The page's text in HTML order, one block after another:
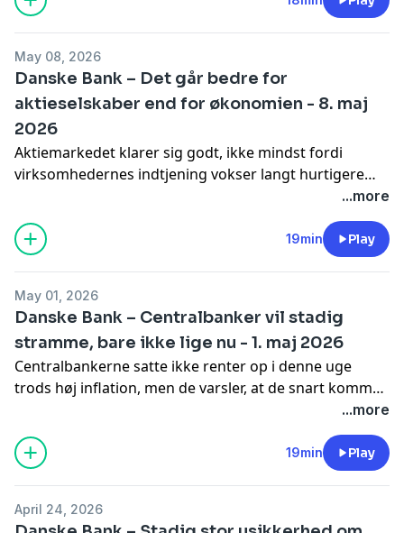
May 08, 2026
Danske Bank – Det går bedre for
aktieselskaber end for økonomien - 8. maj
2026
Aktiemarkedet klarer sig godt, ikke mindst fordi
virksomhedernes indtjening vokser langt hurtigere
end økonomien for tiden, især i USA. AI-investeringer
er en stor del af forklaringen, og det betyder meget
også sammenlignet med de noget blandede
meldinger fra Irankrigen.
...more
19min Play
May 01, 2026
Danske Bank – Centralbanker vil stadig
stramme, bare ikke lige nu - 1. maj 2026
Centralbankerne satte ikke renter op i denne uge
trods høj inflation, men de varsler, at de snart kommer
til det, hvis situationen fortsætter. Meget kan dog tale
for, at hvis renteforhøjelserne faktisk kommer, så skal
de også ned igen senere, så det behøver faktisk ikke
betyde så meget for eksempelvis realkreditlån i
...more
19min Play
April 24, 2026